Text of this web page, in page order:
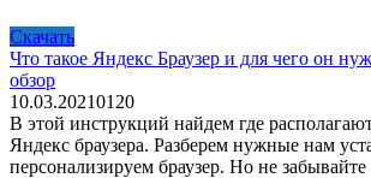
Скачать
Что такое Яндекс Браузер и для чего он
обзор
10.03.20210120
В этой инструкций найдем где
Яндекс браузера. Разберем нужные нам
персонализируем браузер. Но не забывайте